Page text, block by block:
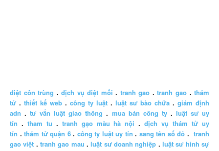
diệt côn trùng .dịch vụ diệt mối . tranh gao .tranh gao .thám
tử . thiết kế web . công ty luật . luật sư bào chữa . giám định
adn .tư vấn luật giao thông . mua bán công ty. luật sư uy
tín . tham tu . tranh gạo màu hà nội .dịch vụ thám tử uy
tín .thám tử quận 6. công ty luật uy tín . sang tên sổ đỏ .tranh
gao việt .tranh gao mau .luật sư doanh nghiệp .luật sư hình sự